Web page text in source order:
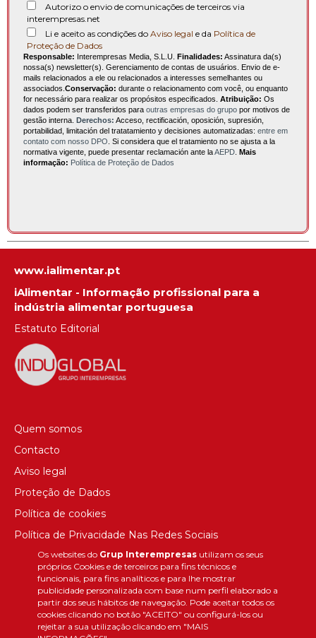
Os websites do Grup Interempresasutilizam os seus
próprios Cookies e de terceiros para fins técnicos e
funcionais, para fins analíticos e para lhe mostrar
publicidade personalizada com base num perfil elaborado a
partir dos seus hábitos de navegação. Pode aceitar todos os
cookies clicando no botão "ACEITO" ou configurá-los ou
rejeitar a sua utilização clicando em "MAIS
Autorizo o envio de comunicações de terceiros via
interempresas.net
Li e aceito as condições do Aviso legal e da Política de
Proteção de Dados
Responsable: Interempresas Media, S.L.U. Finalidades: Assinatura da(s)
nossa(s) newsletter(s). Gerenciamento de contas de usuários. Envio de e-
mails relacionados a ele ou relacionados a interesses semelhantes ou
associados. Conservação: durante o relacionamento com você, ou enquanto
for necessário para realizar os propósitos especificados. Atribuição: Os
dados podem ser transferidos para outras empresas do grupo por motivos de
gestão interna. Derechos: Acceso, rectificación, oposición, supresión,
portabilidad, limitación del tratatamiento y decisiones automatizadas: entre em
contato com nosso DPO . Si considera que el tratamiento no se ajusta a la
normativa vigente, puede presentar reclamación ante laAEPD Mais
informação: Política de Proteção de Dados
www.ialimentar.pt
iAlimentar - Informação profissional para a
indústria alimentar portuguesa
Estatuto Editorial
Quem somos
Contacto
Aviso legal
Proteção de Dados
Política de cookies
Política de Privacidade Nas Redes Sociais
Canal de denúncias
Colaborações editoriais